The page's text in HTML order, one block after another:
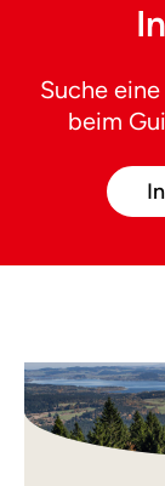
Suche
beim